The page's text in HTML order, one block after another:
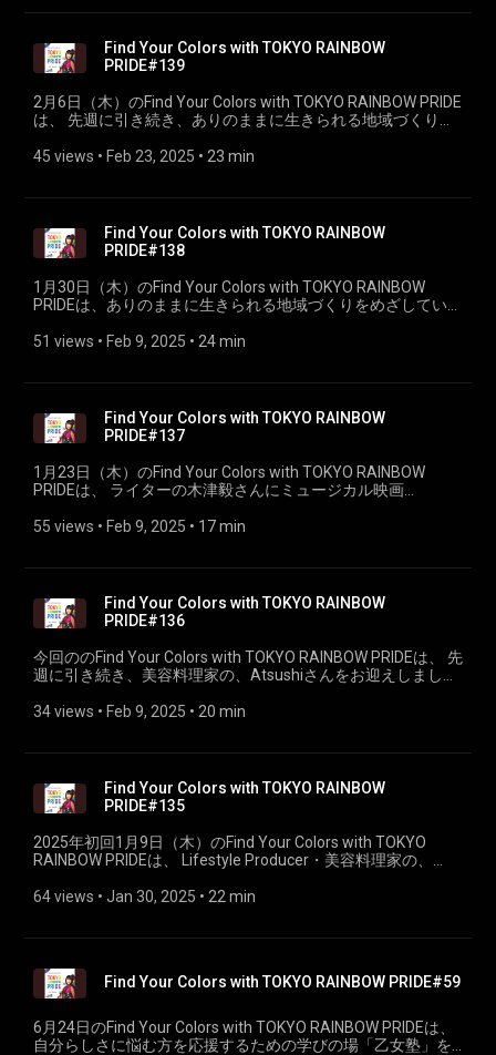
Find Your Colors with TOKYO RAINBOW
PRIDE#139
2月6日（木）のFind Your Colors with TOKYO RAINBOW PRIDE
は、 先週に引き続き、ありのままに生きられる地域づくりを
生島嗣さんをお迎えします
45 views • Feb 23, 2025 • 23 min
Find Your Colors with TOKYO RAINBOW
PRIDE#138
1月30日（木）のFind Your Colors with TOKYO RAINBOW
PRIDEは、ありのままに生きられる地域づくりをめざしている
お迎えしました。
51 views • Feb 9, 2025 • 24 min
Find Your Colors with TOKYO RAINBOW
PRIDE#137
1月23日（木）のFind Your Colors with TOKYO RAINBOW
PRIDEは、 ライターの木津毅さんにミュージカル映画
ープンした書店「platform3」について 伺いました。
55 views • Feb 9, 2025 • 17 min
Find Your Colors with TOKYO RAINBOW
PRIDE#136
今回ののFind Your Colors with TOKYO RAINBOW PRIDEは、 先
週に引き続き、美容料理家の、Atsushiさんをお迎えしまし
34 views • Feb 9, 2025 • 20 min
Find Your Colors with TOKYO RAINBOW
PRIDE#135
2025年初回1月9日（木）のFind Your Colors with TOKYO
RAINBOW PRIDEは、 Lifestyle Producer・美容料理家の、
64 views • Jan 30, 2025 • 22 min
Find Your Colors with TOKYO RAINBOW PRIDE#59
6月24日のFind Your Colors with TOKYO RAINBOW PRIDEは、
自分らしさに悩む方を応援するための学びの場「乙女塾」を